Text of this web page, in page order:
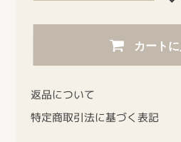
カート
返品について
特定商取引法に基づく表記